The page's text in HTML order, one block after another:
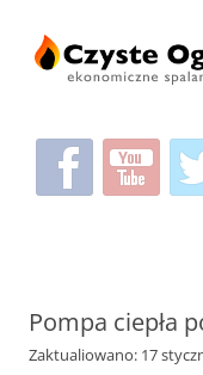
Pompa ciepła
Zaktualiowano: 17